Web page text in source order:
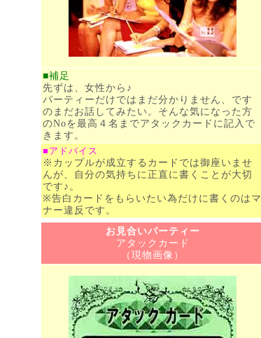
■補足
先ずは、女性から♪
パーティーだけではまだ分かりません、です
のまだお話してみたい。そんな気になった方
のNoを最高４名までアタックカードに記入で
きます。
■アドバイス
※カップルが成立するカードでは御座いませ
んが、自分の気持ちに正直に書くことが大切
です♪。
※告白カードをもらいたい為だけに書くのはマ
ナー違反です。
お見合いパーティー
アタックカード
（現物画像）